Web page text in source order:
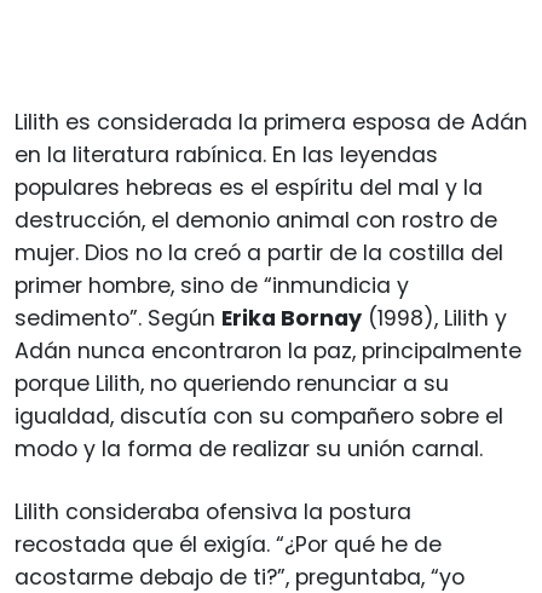
Lilith es considerada la primera esposa de Adán
en la literatura rabínica. En las leyendas
populares hebreas es el espíritu del mal y la
destrucción, el demonio animal con rostro de
mujer. Dios no la creó a partir de la costilla del
primer hombre, sino de “inmundicia y
sedimento”. Según Erika Bornay (1998), Lilith y
Adán nunca encontraron la paz, principalmente
porque Lilith, no queriendo renunciar a su
igualdad, discutía con su compañero sobre el
modo y la forma de realizar su unión carnal.
Lilith consideraba ofensiva la postura
recostada que él exigía. “¿Por qué he de
acostarme debajo de ti?”, preguntaba, “yo